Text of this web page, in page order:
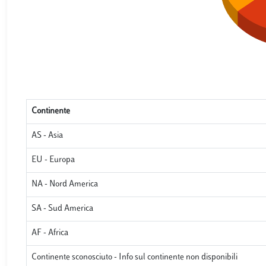
Continente
AS - Asia
EU - Europa
NA - Nord America
SA - Sud America
AF - Africa
Continente sconosciuto - Info sul continente non disponibili